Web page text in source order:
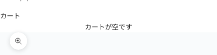
カート
カートが空です
ズームイン